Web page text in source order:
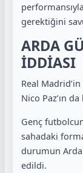
gerektiğini
ARDA
İDDİASI
Real
Nico Paz’ın
Genç
sahadaki
durumun
edildi.